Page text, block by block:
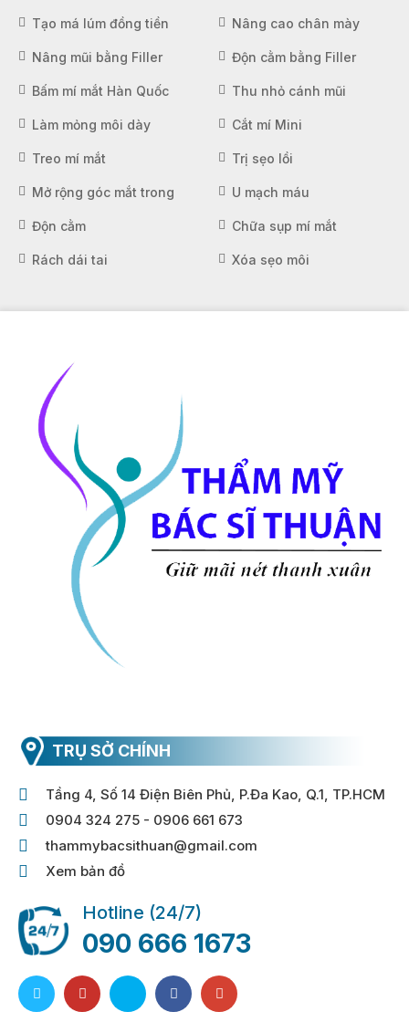
Tạo má lúm đồng tiền Nâng cao chân mày
Nâng mũi bằng Filler Độn cằm bằng Filler
Bấm mí mắt Hàn Quốc Thu nhỏ cánh mũi
Làm mỏng môi dày Cắt mí Mini
Treo mí mắt Trị sẹo lồi
Mở rộng góc mắt trong U mạch máu
Độn cằm Chữa sụp mí mắt
Rách dái tai Xóa sẹo môi
TRỤ SỞ CHÍNH
Tầng 4, Số 14 Điện Biên Phủ, P.Đa Kao, Q.1, TP.HCM
0904 324 275 - 0906 661 673
thammybacsithuan@gmail.com
Xem bản đồ
Hotline (24/7)
090 666 1673